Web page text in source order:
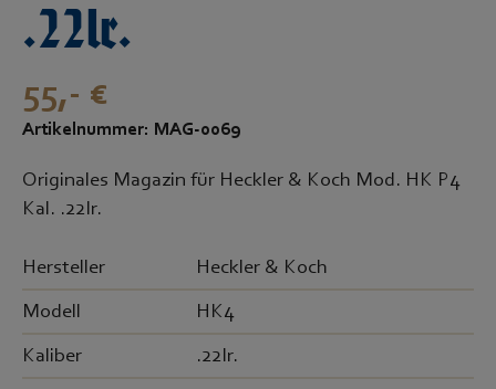
.22lr.
55,- €
Artikelnummer: MAG-0069
Originales Magazin für Heckler & Koch Mod. HK P4
Kal. .22lr.
Hersteller Heckler & Koch
Modell HK4
Kaliber .22lr.